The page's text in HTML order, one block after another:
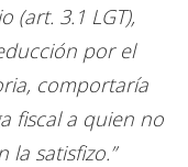
(art. 3.1 LGT),
por el
comportaría
fiscal a quien no
la satisfizo.”